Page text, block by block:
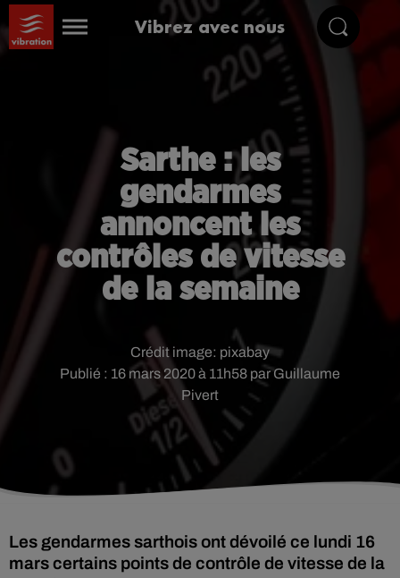
Vibrez avec nous
Sarthe : les
gendarmes
annoncent les
contrôles de vitesse
de la semaine
Publié : 16 mars 2020 à 11h58 par Guillaume
Pivert
Crédit image: pixabay
Les gendarmes sarthois ont dévoilé ce lundi 16
mars certains points de contrôle de vitesse de la